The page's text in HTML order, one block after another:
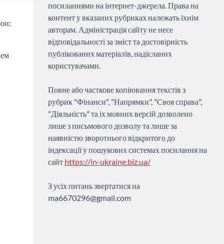
посиланнями на інтернет-джерела. Права на
контент у вказаних рубриках належать їхнім
авторам. Адміністрація сайту не несе
відповідальності за зміст та достовірність
публікованих матеріалів, надісланих
користувачами.
Повне або часткове копіювання текстів з
рубрик "Фінанси", "Напрямки", "Своя справа",
"Діяльність" та іх мовних версій дозволено
лише з письмового дозволу та лише за
наявністю зворотнього відкритого до
індексації у пошукових системах посилання на
сайт https://in-ukraine.biz.ua/
З усіх питань звертатися на
ma6670296@gmail.com